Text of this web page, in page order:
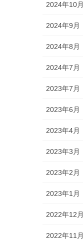
2024年10月
2024年9月
2024年8月
2024年7月
2023年7月
2023年6月
2023年4月
2023年3月
2023年2月
2023年1月
2022年12月
2022年11月